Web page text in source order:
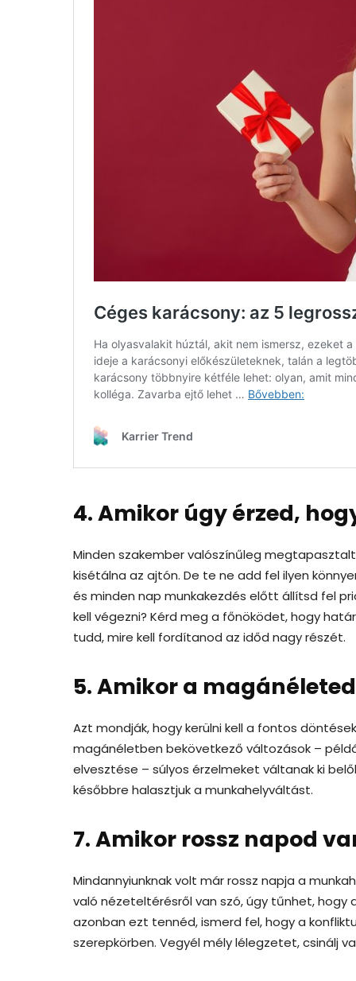
4. Amikor úgy érzed,
Minden szakember valószínűleg
kisétálna az ajtón. De te ne add fel ilyen
és minden nap munkakezdés előtt állítsd fel
kell végezni? Kérd meg a főnöködet, hogy
tudd, mire kell fordítanod az időd nagy részét.
5. Amikor a
Azt mondják, hogy kerülni kell a fontos
magánéletben bekövetkező változások –
elvesztése – súlyos érzelmeket váltanak ki
későbbre halasztjuk a munkahelyváltást.
7. Amikor rossz napod
Mindannyiunknak volt már rossz napja a
való nézeteltérésről van szó, úgy tűnhet,
azonban ezt tennéd, ismerd fel, hogy a
szerepkörben. Vegyél mély lélegzetet, csinálj